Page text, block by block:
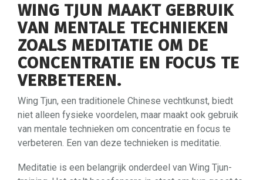
WING TJUN MAAKT GEBRUIK
VAN MENTALE TECHNIEKEN
ZOALS MEDITATIE OM DE
CONCENTRATIE EN FOCUS TE
VERBETEREN.
Wing Tjun, een traditionele Chinese vechtkunst, biedt
niet alleen fysieke voordelen, maar maakt ook gebruik
van mentale technieken om concentratie en focus te
verbeteren. Een van deze technieken is meditatie.
Meditatie is een belangrijk onderdeel van Wing Tjun-